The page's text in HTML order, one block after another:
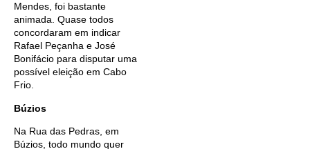
Mendes, foi bastante
animada. Quase todos
concordaram em indicar
Rafael Peçanha e José
Bonifácio para disputar uma
possível eleição em Cabo
Frio.
Búzios
Na Rua das Pedras, em
Búzios, todo mundo quer